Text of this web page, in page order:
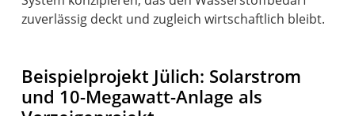
zuverlässig deckt und zugleich wirtschaftlich bleibt.
Beispielprojekt Jülich: Solarstrom
und 10-Megawatt-Anlage als